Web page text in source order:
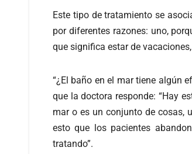
Este tipo de tratamiento se
por diferentes razones: uno,
que significa estar de
“¿El baño en el mar tiene algún
que la doctora responde: “Hay
mar o es un conjunto de cosas,
esto que los pacientes
tratando”.